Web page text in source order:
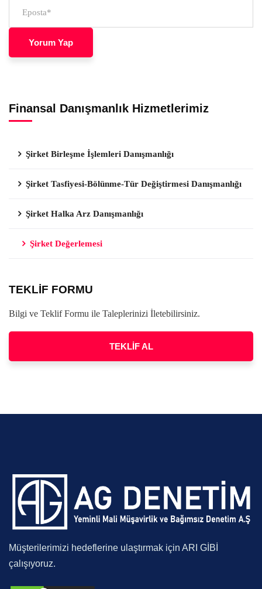
Finansal Danışmanlık Hizmetlerimiz
Şirket Birleşme İşlemleri Danışmanlığı
Şirket Tasfiyesi-Bölünme-Tür Değiştirmesi Danışmanlığı
Şirket Halka Arz Danışmanlığı
Şirket Değerlemesi
TEKLİF FORMU
Bilgi ve Teklif Formu ile Taleplerinizi İletebilirsiniz.
TEKLİF AL
Müşterilerimizi hedeflerine ulaştırmak için ARI GİBİ
çalışıyoruz.